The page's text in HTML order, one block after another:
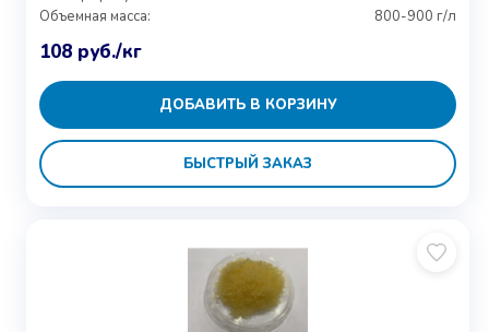
Объемная масса:
800-900 г/л
108 руб./кг
ДОБАВИТЬ В КОРЗИНУ
БЫСТРЫЙ ЗАКАЗ